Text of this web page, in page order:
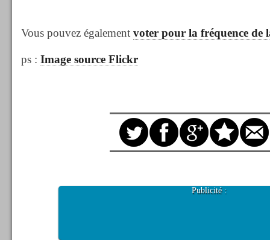
Vous pouvez également voter pour la fréquence de
ps : Image source Flickr
Publicité :